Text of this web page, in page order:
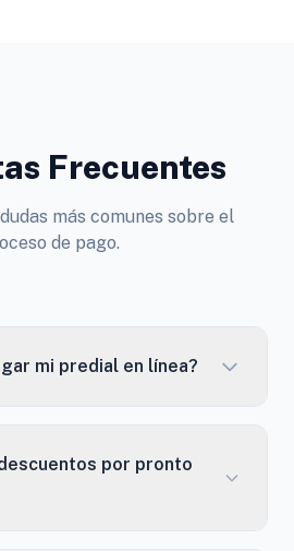
Frecuentes
más comunes sobre el
de pago.
mi predial en línea?
por pronto